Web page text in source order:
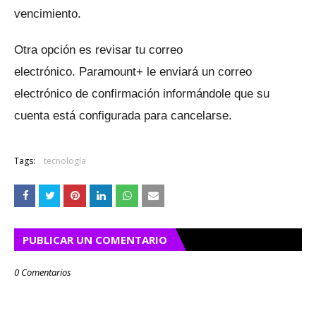
vencimiento.
Otra opción es revisar tu correo
electrónico. Paramount+ le enviará un correo
electrónico de confirmación informándole que su
cuenta está configurada para cancelarse.
Tags: tecnología
PUBLICAR UN COMENTARIO
0 Comentarios